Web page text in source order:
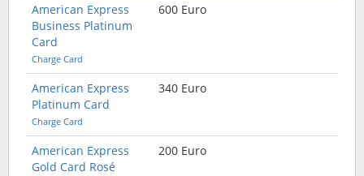
American Express
Business Platinum
Card
Charge Card
600 Euro
American Express
Platinum Card
Charge Card
340 Euro
American Express
Gold Card Rosé
200 Euro